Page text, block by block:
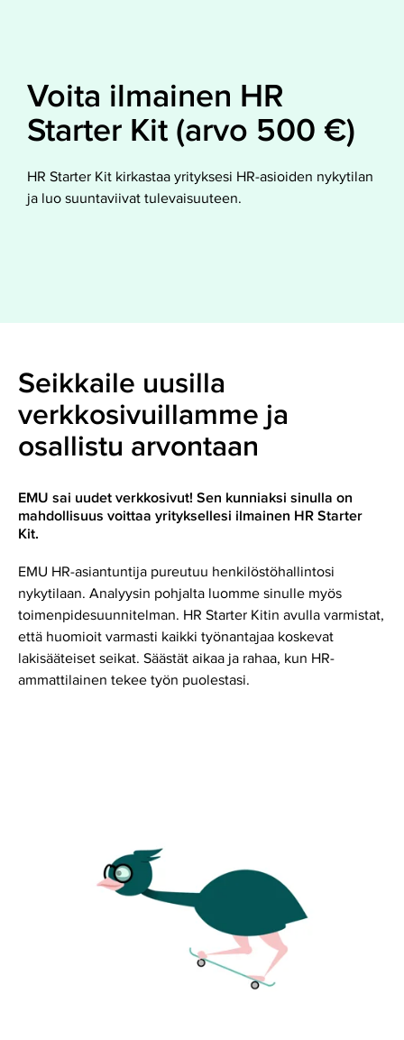
Voita ilmainen HR
Starter Kit (arvo 500 €)
HR Starter Kit kirkastaa yrityksesi HR-asioiden nykytilan
ja luo suuntaviivat tulevaisuuteen.
Seikkaile uusilla
verkkosivuillamme ja
osallistu arvontaan
EMU sai uudet verkkosivut! Sen kunniaksi sinulla on
mahdollisuus voittaa yrityksellesi ilmainen HR Starter
Kit.
EMU HR-asiantuntija pureutuu henkilöstöhallintosi
nykytilaan. Analyysin pohjalta luomme sinulle myös
toimenpidesuunnitelman. HR Starter Kitin avulla varmistat,
että huomioit varmasti kaikki työnantajaa koskevat
lakisääteiset seikat. Säästät aikaa ja rahaa, kun HR-
ammattilainen tekee työn puolestasi.